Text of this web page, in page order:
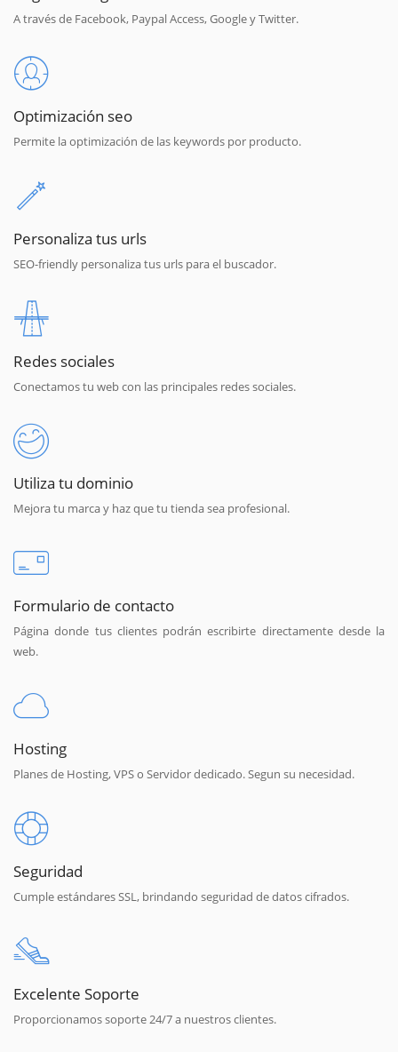
A través de Facebook, Paypal Access, Google y Twitter.
Optimización seo
Permite la optimización de las keywords por producto.
Personaliza tus urls
SEO-friendly personaliza tus urls para el buscador.
Redes sociales
Conectamos tu web con las principales redes sociales.
Utiliza tu dominio
Mejora tu marca y haz que tu tienda sea profesional.
Formulario de contacto
Página donde tus clientes podrán escribirte directamente desde la
web.
Hosting
Planes de Hosting, VPS o Servidor dedicado. Segun su necesidad.
Seguridad
Cumple estándares SSL, brindando seguridad de datos cifrados.
Excelente Soporte
Proporcionamos soporte 24/7 a nuestros clientes.